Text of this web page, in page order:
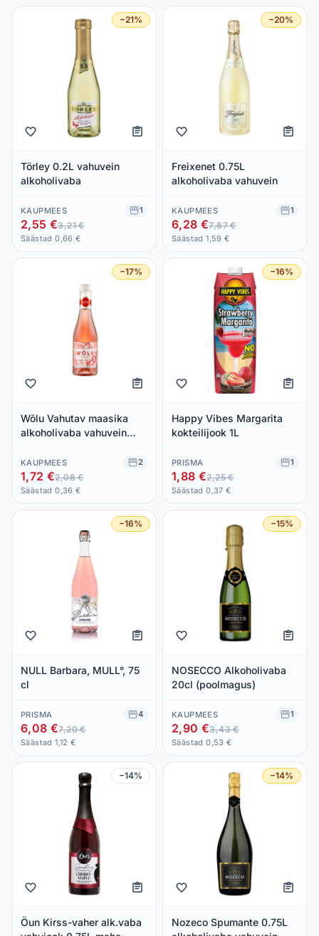
−21%
Törley 0.2L vahuvein
alkoholivaba
KAUPMEES 1
2,55 €3,21 €
Säästad 0,66 €
−20%
Freixenet 0.75L
alkoholivaba vahuvein
KAUPMEES 1
6,28 €7,87 €
Säästad 1,59 €
−17%
Wõlu Vahutav maasika
alkoholivaba vahuvein
KAUPMEES 2
1,72 €2,08 €
Säästad 0,36 €
−16%
Happy Vibes Margarita
kokteilijook 1L
PRISMA 1
1,88 €2,25 €
Säästad 0,37 €
−16%
NULL Barbara, MULL°, 75
cl
PRISMA 4
6,08 €7,20 €
Säästad 1,12 €
−15%
NOSECCO Alkoholivaba
20cl (poolmagus)
KAUPMEES 1
2,90 €3,43 €
Säästad 0,53 €
−14%
Öun Kirss-vaher alk.vaba
−14%
Nozeco Spumante 0.75L